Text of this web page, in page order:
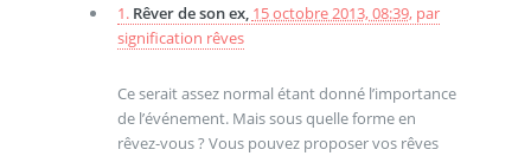
1. Rêver de son ex, 15 octobre 2013, 08:39, par
signification rêves
Ce serait assez normal étant donné l’importance
de l’événement. Mais sous quelle forme en
rêvez-vous ? Vous pouvez proposer vos rêves